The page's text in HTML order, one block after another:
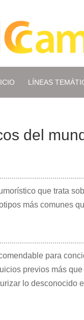
LÍNEAS
del
que trata
más comunes
para
previos más
lo desconocido